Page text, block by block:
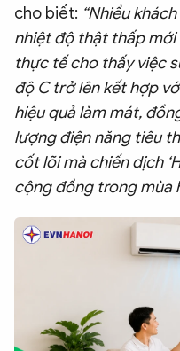
cho biết: “Nhiều
nhiệt độ thật thấp mới
thực tế cho thấy việc
độ C trở lên kết hợp
hiệu quả làm mát,
lượng điện năng tiêu
cốt lõi mà chiến dịch
cộng đồng trong mùa